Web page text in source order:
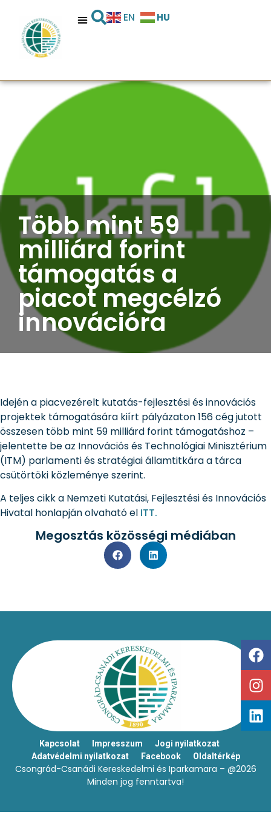
EN HU
Több mint 59
milliárd forint
támogatás a
piacot megcélzó
innovációra
Idején a piacvezérelt kutatás-fejlesztési és innovációs
projektek támogatására kiírt pályázaton 156 cég jutott
összesen több mint 59 milliárd forint támogatáshoz –
jelentette be az Innovációs és Technológiai Minisztérium
(ITM) parlamenti és stratégiai államtitkára a tárca
csütörtöki közleménye szerint.
A teljes cikk a Nemzeti Kutatási, Fejlesztési és Innovációs
Hivatal honlapján olvaható el ITT.
Megosztás közösségi médiában
Kapcsolat Impresszum
Jogi nyilatkozat
Adatvédelmi nyilatkozat
Facebook Oldaltérkép
Csongrád-Csanádi Kereskedelmi és Iparkamara – @2026
Minden jog fenntartva!